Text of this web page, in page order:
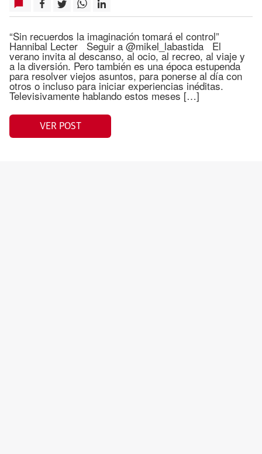
“Sin recuerdos la imaginación tomará el control”
Hannibal Lecter Seguir a @mikel_labastida El
verano invita al descanso, al ocio, al recreo, al viaje y
a la diversión. Pero también es una época estupenda
para resolver viejos asuntos, para ponerse al día con
otros o incluso para iniciar experiencias inéditas.
Televisivamente hablando estos meses […]
VER POST